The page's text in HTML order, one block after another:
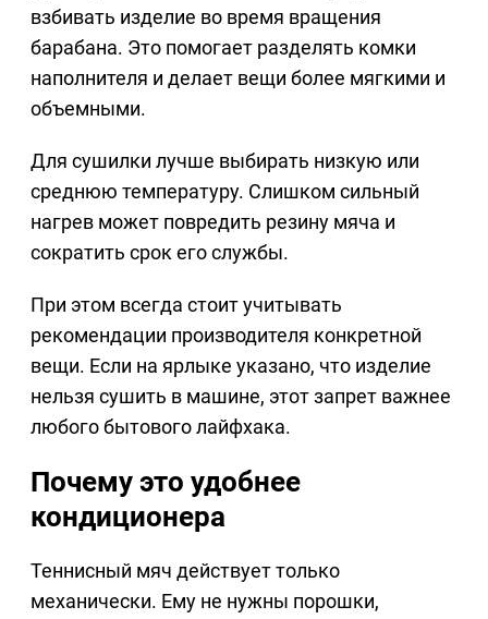
взбивать изделие во время вращения
барабана. Это помогает разделять комки
наполнителя и делает вещи более мягкими и
объемными.
Для сушилки лучше выбирать низкую или
среднюю температуру. Слишком сильный
нагрев может повредить резину мяча и
сократить срок его службы.
При этом всегда стоит учитывать
рекомендации производителя конкретной
вещи. Если на ярлыке указано, что изделие
нельзя сушить в машине, этот запрет важнее
любого бытового лайфхака.
Почему это удобнее
кондиционера
Теннисный мяч действует только
механически. Ему не нужны порошки,